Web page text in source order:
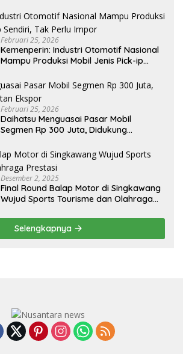
Februari 25, 2026
Kemenperin: Industri Otomotif Nasional
Mampu Produksi Mobil Jenis Pick-ip
Februari 25, 2026
Daihatsu Menguasai Pasar Mobil
Segmen Rp 300 Juta, Didukung
Desember 2, 2025
Final Round Balap Motor di Singkawang
Wujud Sports Tourisme dan Olahraga
Selengkapnya